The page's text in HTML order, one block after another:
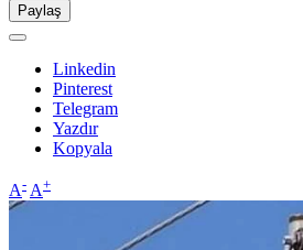
Paylaş
Linkedin
Pinterest
Telegram
Yazdır
Kopyala
A- A+